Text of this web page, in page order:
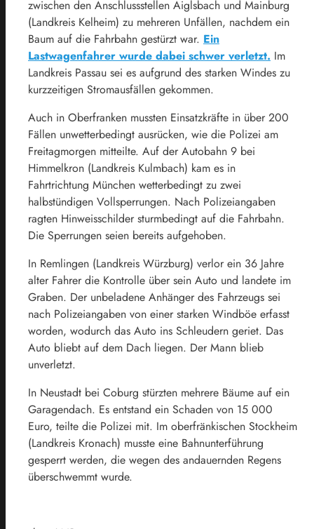
zwischen den Anschlussstellen Aiglsbach und Mainburg
(Landkreis Kelheim) zu mehreren Unfällen, nachdem ein
Baum auf die Fahrbahn gestürzt war. Ein
Lastwagenfahrer wurde dabei schwer verletzt. Im
Landkreis Passau sei es aufgrund des starken Windes zu
kurzzeitigen Stromausfällen gekommen.
Auch in Oberfranken mussten Einsatzkräfte in über 200
Fällen unwetterbedingt ausrücken, wie die Polizei am
Freitagmorgen mitteilte. Auf der Autobahn 9 bei
Himmelkron (Landkreis Kulmbach) kam es in
Fahrtrichtung München wetterbedingt zu zwei
halbstündigen Vollsperrungen. Nach Polizeiangaben
ragten Hinweisschilder sturmbedingt auf die Fahrbahn.
Die Sperrungen seien bereits aufgehoben.
In Remlingen (Landkreis Würzburg) verlor ein 36 Jahre
alter Fahrer die Kontrolle über sein Auto und landete im
Graben. Der unbeladene Anhänger des Fahrzeugs sei
nach Polizeiangaben von einer starken Windböe erfasst
worden, wodurch das Auto ins Schleudern geriet. Das
Auto bliebt auf dem Dach liegen. Der Mann blieb
unverletzt.
In Neustadt bei Coburg stürzten mehrere Bäume auf ein
Garagendach. Es entstand ein Schaden von 15 000
Euro, teilte die Polizei mit. Im oberfränkischen Stockheim
(Landkreis Kronach) musste eine Bahnunterführung
gesperrt werden, die wegen des andauernden Regens
überschwemmt wurde.